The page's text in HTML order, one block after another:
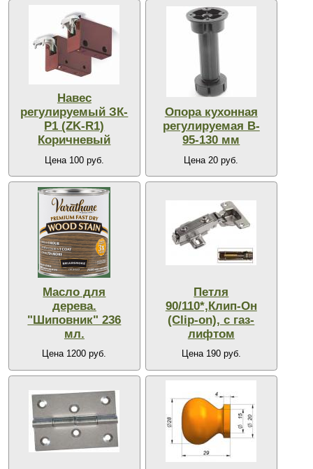
Навес
регулируемый ЗК-
Р1 (ZK-R1)
Коричневый
Цена 100 руб.
Опора кухонная
регулируемая В-
95-130 мм
Цена 20 руб.
Масло для
дерева.
"Шиповник" 236
мл.
Цена 1200 руб.
Петля
90/110*,Клип-Он
(Clip-on), с газ-
лифтом
Цена 190 руб.